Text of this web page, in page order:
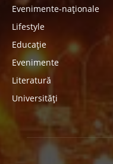
Evenimente-naționale
Lifestyle
Educație
Evenimente
Literatură
Universități